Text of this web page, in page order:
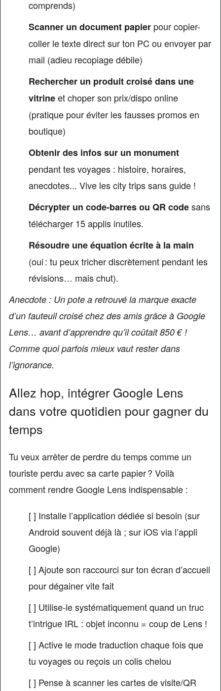
comprends)
Scanner un document papierpour copier-
coller le texte direct sur ton PC ou envoyer par
mail (adieu recopiage débile)
Rechercher un produit croisé dans une
vitrineet choper son prix/dispo online
(pratique pour éviter les fausses promos en
boutique)
Obtenir des infos sur un monument
pendant tes voyages : histoire, horaires,
anecdotes... Vive les city trips sans guide !
Décrypter un code-barres ou QR codesans
télécharger 15 applis inutiles.
Résoudre une équation écrite à la main
(oui : tu peux tricher discrètement pendant les
révisions… mais chut).
Anecdote : Un pote a retrouvé la marque exacte
d’un fauteuil croisé chez des amis grâce à Google
Lens… avant d’apprendre qu’il coûtait 850 € !
Comme quoi parfois mieux vaut rester dans
l’ignorance.
Allez hop, intégrer Google Lens
dans votre quotidien pour gagner du
temps
Tu veux arrêter de perdre du temps comme un
touriste perdu avec sa carte papier ? Voilà
comment rendre Google Lens indispensable :
[ ] Installe l’application dédiée si besoin (sur
Android souvent déjà là ; sur iOS via l’appli
Google)
[ ] Ajoute son raccourci sur ton écran d’accueil
pour dégainer vite fait
[ ] Utilise-le systématiquement quand un truc
t’intrigue IRL : objet inconnu = coup de Lens !
[ ] Active le mode traduction chaque fois que
tu voyages ou reçois un colis chelou
[ ] Pense à scanner les cartes de visite/QR